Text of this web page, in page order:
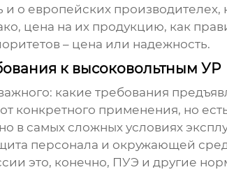
и о европейских
цена на их продукцию, как
– цена или надежность.
к высоковольтным УР
какие требования
от конкретного применения, но
в самых сложных условиях
персонала и окружающей
это, конечно, ПУЭ и другие